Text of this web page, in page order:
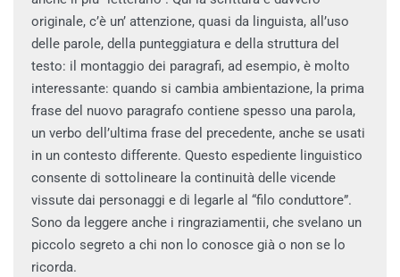
originale, c’è un’ attenzione, quasi da linguista, all’uso
delle parole, della punteggiatura e della struttura del
testo: il montaggio dei paragrafi, ad esempio, è molto
interessante: quando si cambia ambientazione, la prima
frase del nuovo paragrafo contiene spesso una parola,
un verbo dell’ultima frase del precedente, anche se usati
in un contesto differente. Questo espediente linguistico
consente di sottolineare la continuità delle vicende
vissute dai personaggi e di legarle al “filo conduttore”.
Sono da leggere anche i ringraziamentii, che svelano un
piccolo segreto a chi non lo conosce già o non se lo
ricorda.